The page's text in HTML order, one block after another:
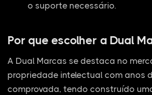
o suporte necessário.
Por que escolher a Dual
A Dual Marcas se destaca no
propriedade intelectual com anos
comprovada, tendo construído